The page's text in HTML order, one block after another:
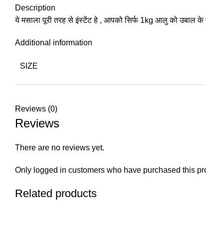
Description
ये मसाला पूरी तरह से इंस्टेंट हे , आपको सिर्फ 1kg आलु को उबाल के
Additional information
SIZE
Reviews (0)
Reviews
There are no reviews yet.
Only logged in customers who have purchased this
Related products